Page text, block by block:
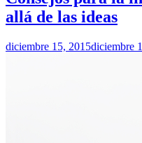
allá de las ideas
diciembre 15, 2015diciembre